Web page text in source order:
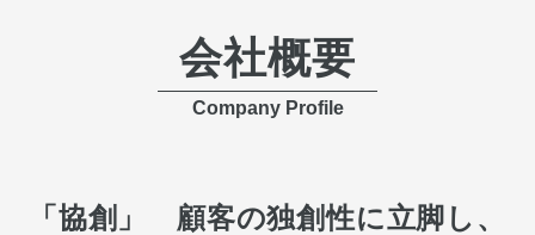
会社概要
Company Profile
「協創」 顧客の独創性に立脚し、